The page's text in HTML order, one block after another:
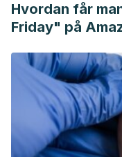
Hvordan får
Friday" på